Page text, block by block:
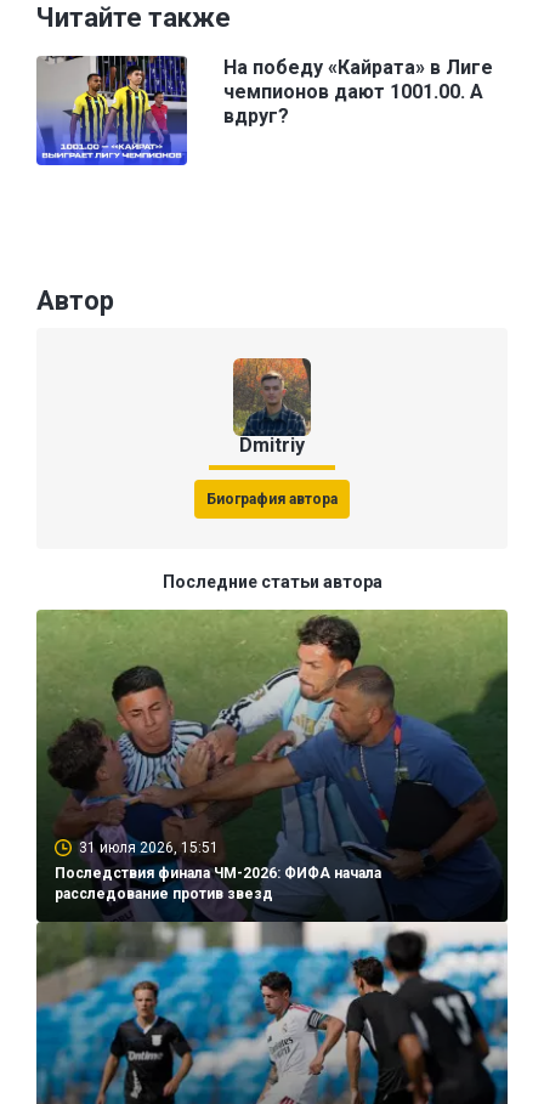
Читайте также
На победу «Кайрата» в Лиге
чемпионов дают 1001.00. А
вдруг?
Автор
Dmitriy
Биография автора
Последние статьи автора
31 июля 2026, 15:51
Последствия финала ЧМ-2026: ФИФА начала
расследование против звезд